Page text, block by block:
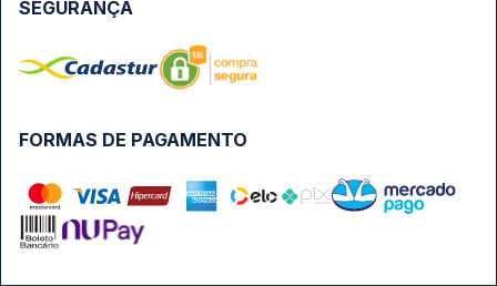
FORMAS DE PAGAMENTO
SEGURANÇA